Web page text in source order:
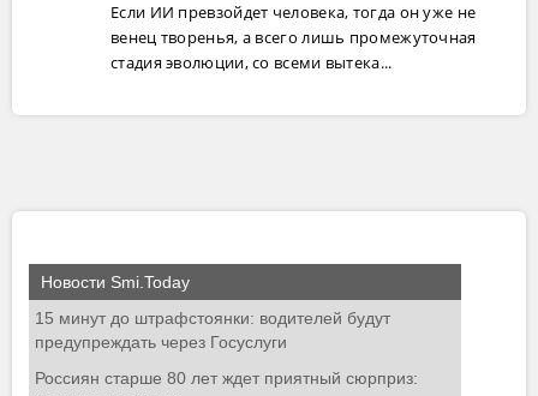
Если ИИ превзойдет человека, тогда он уже не
венец творенья, а всего лишь промежуточная
стадия эволюции, со всеми вытека...